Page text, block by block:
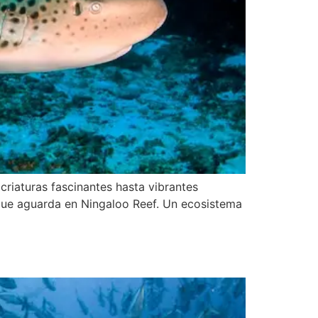
fascinantes hasta vibrantes
aguarda en Ningaloo Reef. Un ecosistema